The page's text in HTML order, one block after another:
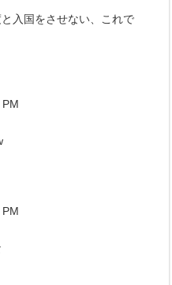
入国をさせない、これで